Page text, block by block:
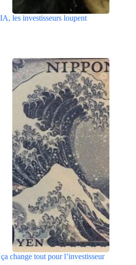
les investisseurs loupent
change tout pour l’investisseur